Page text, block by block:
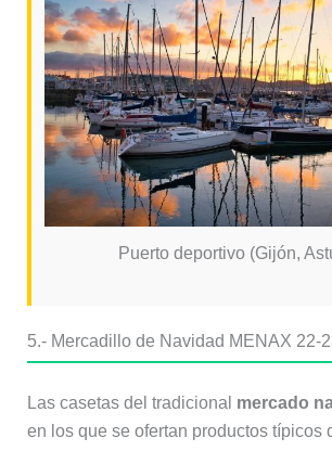
Puerto deportivo (Gijón,
5.- Mercadillo de Navidad MENAX 22-
Las casetas del tradicional mercado
en los que se ofertan productos típicos